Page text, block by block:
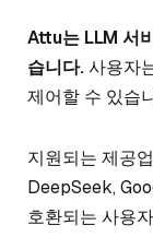
Attu는 LLM 서
습니다.사용자
제어할 수 있습
지원되는 제공
DeepSeek,
호환되는 사용